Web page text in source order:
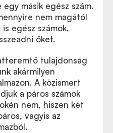
másik egész szám.
nem magától
egész számok,
őket.
tulajdonság
akármilyen
A közismert
a páros számok
nem, hiszen két
vagyis az